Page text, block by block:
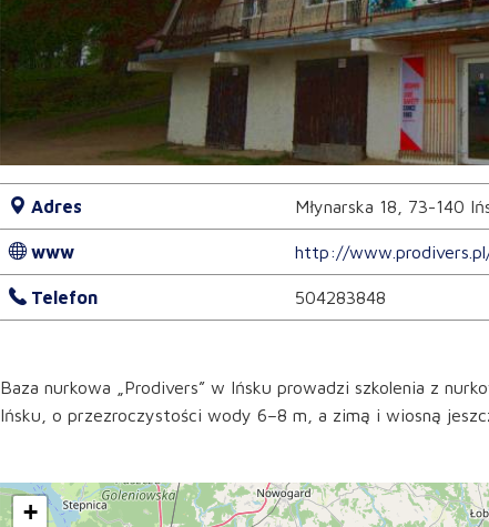
Adres Młynarska 18, 73-140
www http://
Telefon 504283848
Baza nurkowa „Prodivers” w Ińsku prowadzi szkolenia z
Ińsku, o przezroczystości wody 6–8 m, a zimą i wiosną
+